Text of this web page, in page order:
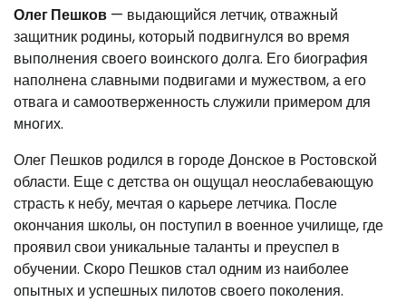
Олег Пешков — выдающийся летчик, отважный
защитник родины, который подвигнулся во время
выполнения своего воинского долга. Его биография
наполнена славными подвигами и мужеством, а его
отвага и самоотверженность служили примером для
многих.
Олег Пешков родился в городе Донское в Ростовской
области. Еще с детства он ощущал неослабевающую
страсть к небу, мечтая о карьере летчика. После
окончания школы, он поступил в военное училище, где
проявил свои уникальные таланты и преуспел в
обучении. Скоро Пешков стал одним из наиболее
опытных и успешных пилотов своего поколения.